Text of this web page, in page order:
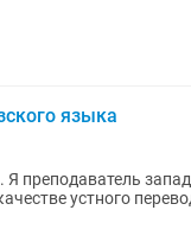
языка
преподаватель
устного